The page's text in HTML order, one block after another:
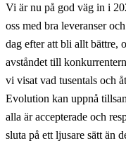
Vi är nu på god väg in i
oss med bra leveranser
dag efter att bli allt bättre,
avståndet till
vi visat vad tusentals och
Evolution kan uppnå
alla är accepterade och
sluta på ett ljusare sätt än